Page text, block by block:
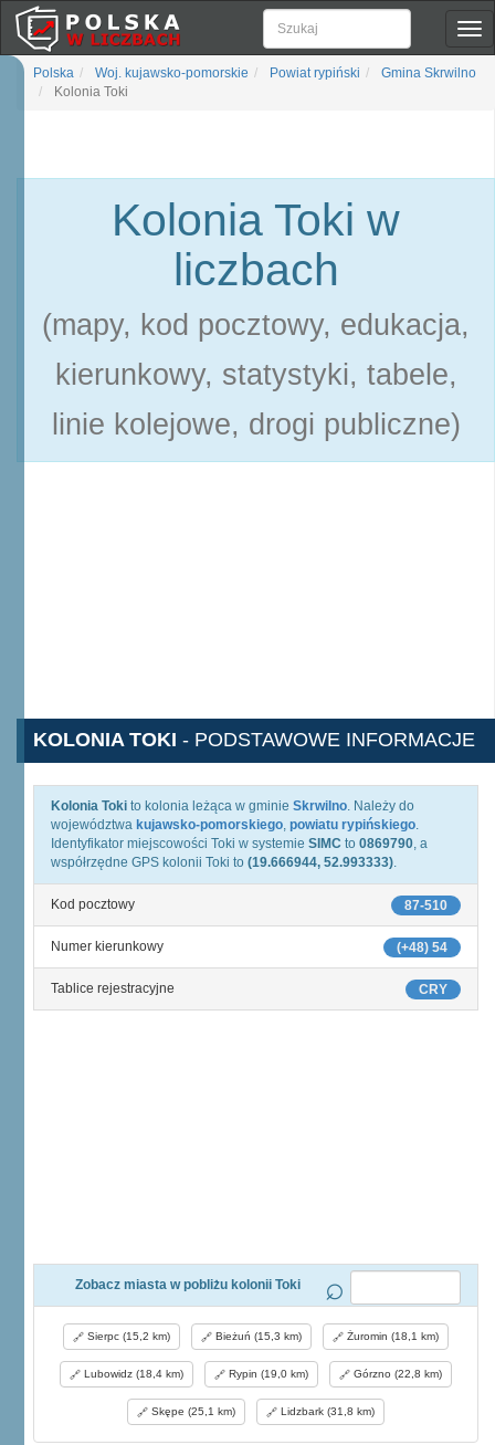
Polska Woj. kujawsko-pomorskie Powiat rypiński
Gmina Skrwilno
Kolonia Toki
Kolonia Toki w
liczbach
(mapy, kod pocztowy, edukacja,
kierunkowy, statystyki, tabele,
linie kolejowe, drogi publiczne)
KOLONIA TOKI - PODSTAWOWE INFORMACJE
Kolonia Toki to kolonia leżąca w gminie Skrwilno. Należy do
województwa kujawsko-pomorskiego, powiatu rypińskiego.
Identyfikator miejscowości Toki w systemie SIMC to 0869790, a
współrzędne GPS kolonii Toki to (19.666944, 52.993333).
87-510
Kod pocztowy
(+48) 54
Numer kierunkowy
CRY
Tablice rejestracyjne
Zobacz miasta w pobliżu kolonii Toki
Sierpc (15,2 km) Bieżuń (15,3 km) Żuromin (18,1 km)
Lubowidz (18,4 km) Rypin (19,0 km) Górzno (22,8 km)
Skępe (25,1 km) Lidzbark (31,8 km)